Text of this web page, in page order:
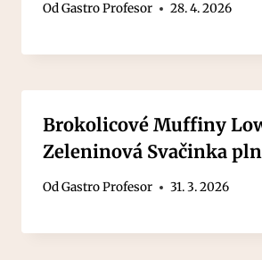
OdGastro Profesor 28. 4. 2026
Brokolicové Muffiny
Zeleninová Svačinka
OdGastro Profesor 31. 3. 2026